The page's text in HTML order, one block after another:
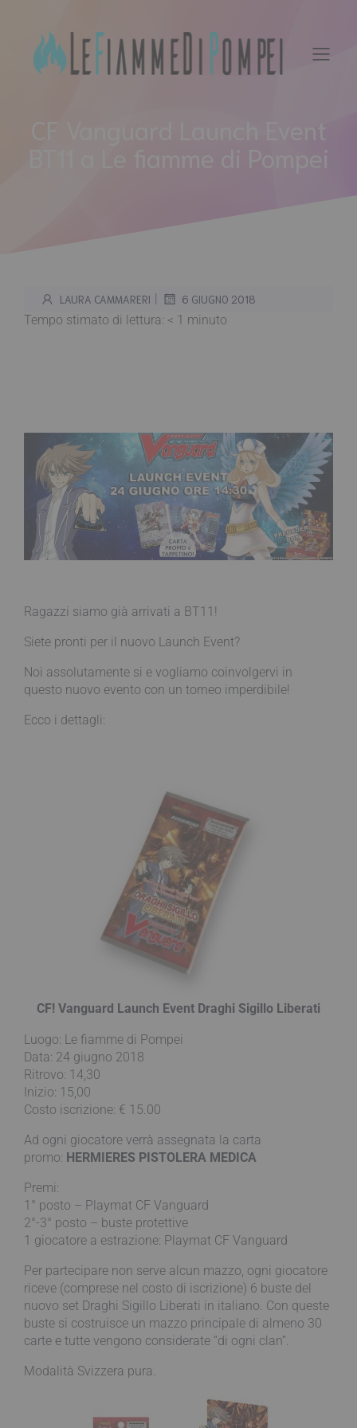
contenuto
CF Vanguard Launch Event
BT11 a Le fiamme di Pompei
LAURA CAMMARERI | 6 GIUGNO 2018
Tempo stimato di lettura: < 1 minuto
Ragazzi siamo già arrivati a BT11!
Siete pronti per il nuovo Launch Event?
Noi assolutamente si e vogliamo coinvolgervi in
questo nuovo evento con un torneo imperdibile!
Ecco i dettagli:
CF! Vanguard Launch Event Draghi Sigillo Liberati
Luogo: Le fiamme di Pompei
Data: 24 giugno 2018
Ritrovo: 14,30
Inizio: 15,00
Costo iscrizione: € 15.00
Ad ogni giocatore verrà assegnata la carta
promo: HERMIERES PISTOLERA MEDICA
Premi:
1° posto – Playmat CF Vanguard
2°-3° posto – buste protettive
1 giocatore a estrazione: Playmat CF Vanguard
Per partecipare non serve alcun mazzo, ogni giocatore
riceve (comprese nel costo di iscrizione) 6 buste del
nuovo set Draghi Sigillo Liberati in italiano. Con queste
buste si costruisce un mazzo principale di almeno 30
carte e tutte vengono considerate “di ogni clan”.
Modalità Svizzera pura.